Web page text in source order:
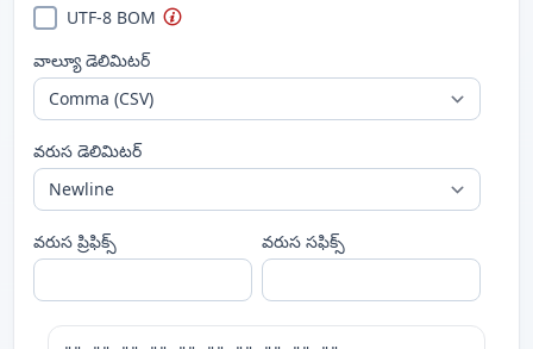
UTF-8 BOM
వాల్యూ డెలిమిటర్
వరుస డెలిమిటర్
వరుస ప్రిఫిక్స్ వరుస సఫిక్స్